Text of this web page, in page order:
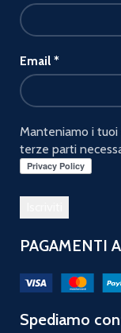
Email *
Manteniamo i
terze parti
PAGAMENTI
Spediamo